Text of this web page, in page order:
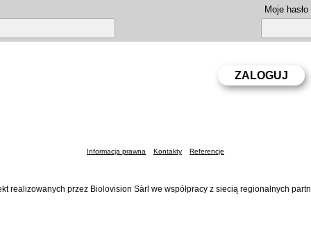
Moje hasło
Informacja prawna Kontakty Referencje
realizowanych przez Biolovision Sàrl we współpracy z siecią regionalnych